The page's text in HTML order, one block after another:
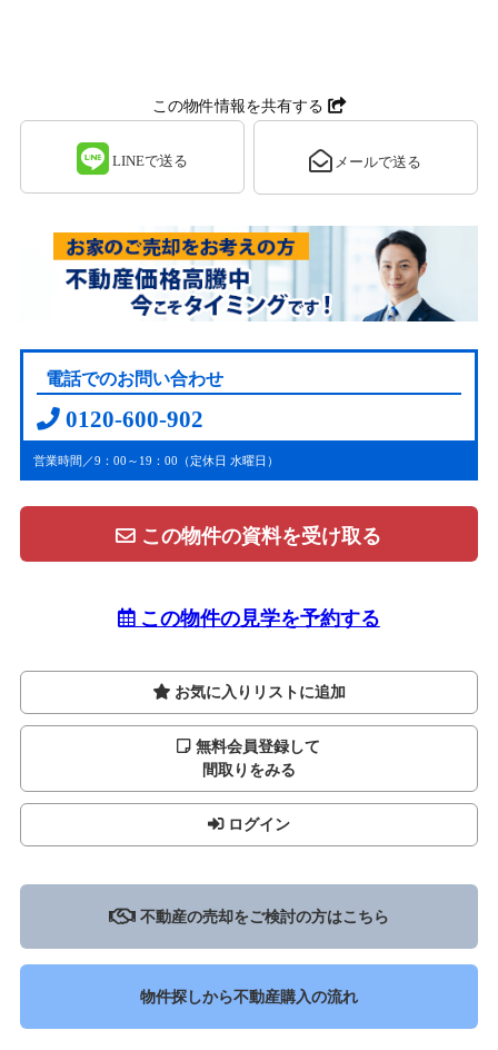
この物件情報を共有する
LINEで送る メールで送る
電話でのお問い合わせ
0120-600-902
営業時間／9：00～19：00（定休日 水曜日）
この物件の資料を受け取る
この物件の見学を予約する
お気に入りリストに追加
無料会員登録して
間取りをみる
ログイン
不動産の売却をご検討の方はこちら
物件探しから不動産購入の流れ